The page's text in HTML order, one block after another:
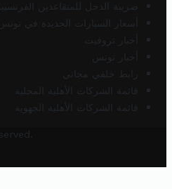
ضريبة الدخل للمتقاعدين
أسعار السيارات الجديدة في تونس
أخبار تروفيت
أخبار تونس
رابط خلفي مجاني
قائمة الشركات الأهلية المحلية
قائمة الشركات الأهلية الجهوية